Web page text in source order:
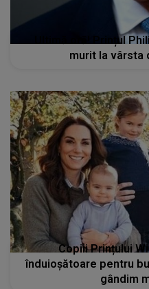
Ultimă oră! Prințul
murit la vârsta
Copiii Prințului
înduioșătoare pentru
gândim